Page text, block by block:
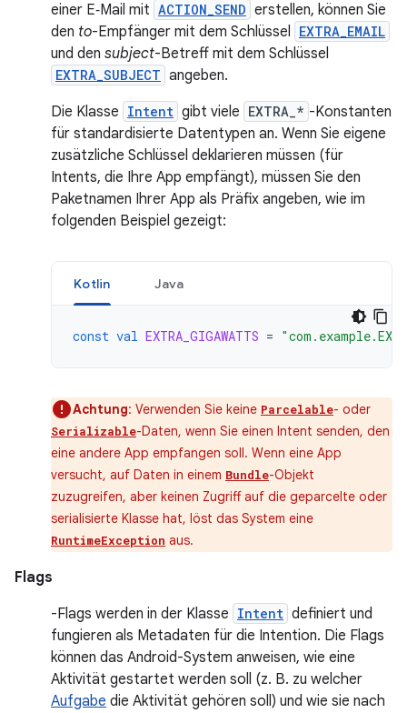
einer E‑Mail mit ACTION_SEND erstellen, können Sie
den to-Empfänger mit dem Schlüssel EXTRA_EMAIL
und den subject-Betreff mit dem Schlüssel
EXTRA_SUBJECT angeben.
Die Klasse Intent gibt viele EXTRA_* -Konstanten
für standardisierte Datentypen an. Wenn Sie eigene
zusätzliche Schlüssel deklarieren müssen (für
Intents, die Ihre App empfängt), müssen Sie den
Paketnamen Ihrer App als Präfix angeben, wie im
folgenden Beispiel gezeigt:
Kotlin Java
const val EXTRA_GIGAWATTS =
Achtung: Verwenden Sie keine Parcelable- oder
Serializable-Daten, wenn Sie einen Intent senden, den
eine andere App empfangen soll. Wenn eine App
versucht, auf Daten in einem Bundle-Objekt
zuzugreifen, aber keinen Zugriff auf die geparcelte oder
serialisierte Klasse hat, löst das System eine
RuntimeException aus.
Flags
-Flags werden in der Klasse Intent definiert und
fungieren als Metadaten für die Intention. Die Flags
können das Android-System anweisen, wie eine
Aktivität gestartet werden soll (z. B. zu welcher
Aufgabe die Aktivität gehören soll) und wie sie nach